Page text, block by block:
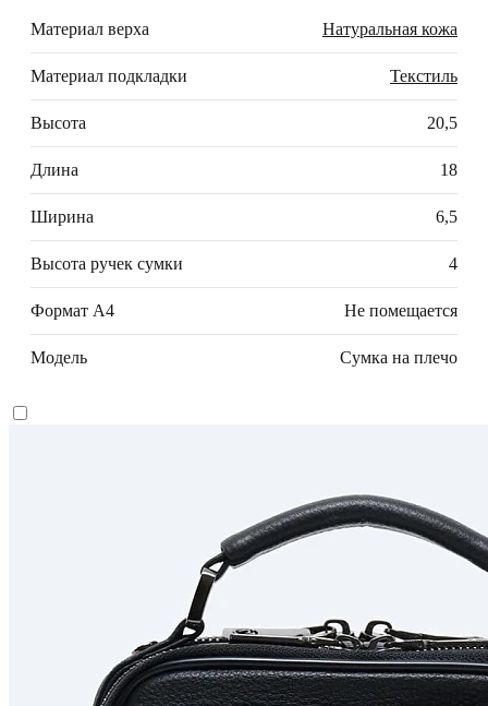
Материал верха Натуральная кожа
Материал подкладки Текстиль
Высота 20,5
Длина 18
Ширина 6,5
Высота ручек сумки 4
Формат А4 Не помещается
Модель Сумка на плечо